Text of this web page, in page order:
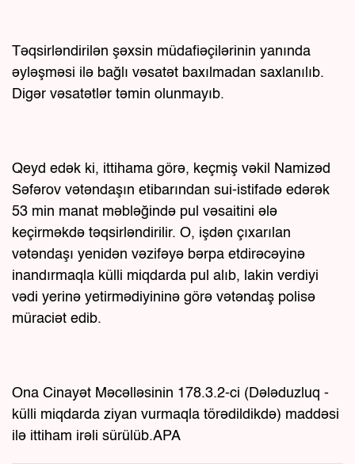
Təqsirləndirilən şəxsin müdafiəçilərinin yanında
əyləşməsi ilə bağlı vəsatət baxılmadan saxlanılıb.
Digər vəsatətlər təmin olunmayıb.
Qeyd edək ki, ittihama görə, keçmiş vəkil Namizəd
Səfərov vətəndaşın etibarından sui-istifadə edərək
53 min manat məbləğində pul vəsaitini ələ
keçirməkdə təqsirləndirilir. O, işdən çıxarılan
vətəndaşı yenidən vəzifəyə bərpa etdirəcəyinə
inandırmaqla külli miqdarda pul alıb, lakin verdiyi
vədi yerinə yetirmədiyininə görə vətəndaş polisə
müraciət edib.
Ona Cinayət Məcəlləsinin 178.3.2-ci (Dələduzluq -
külli miqdarda ziyan vurmaqla törədildikdə) maddəsi
ilə ittiham irəli sürülüb.APA